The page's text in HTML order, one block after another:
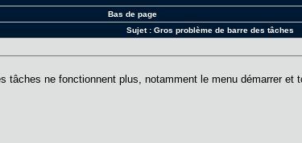
Bas de page
Sujet : Gros problème de barre des tâches
tâches ne fonctionnent plus, notamment le menu démarrer et